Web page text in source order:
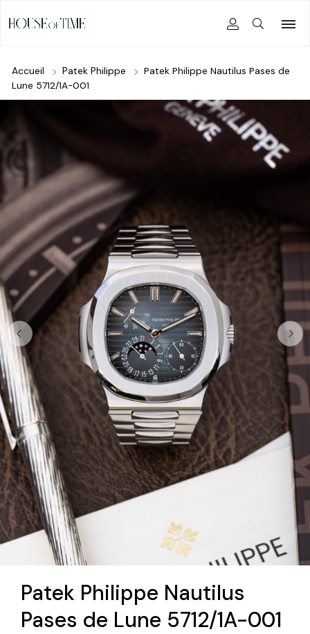
Accueil Patek Philippe
Patek Philippe Nautilus Pases de
Lune 5712/1A-001
Patek Philippe Nautilus
Pases de Lune 5712/1A-001